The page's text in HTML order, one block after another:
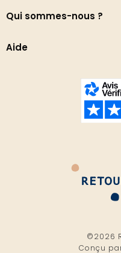
Qui sommes-nous ?
Aide
©2026
Conçu